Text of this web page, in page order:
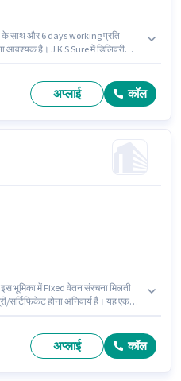
के साथ और 6 days working प्रति
आवश्यक है। J K S Sure में डिलिवरी
अप्लाई कॉल
भूमिका में Fixed वेतन संरचना मिलती
सर्टिफिकेट होना अनिवार्य है। यह एक
कंट्रोल इंजीनियर के रूप में जुड़ें।
अप्लाई कॉल